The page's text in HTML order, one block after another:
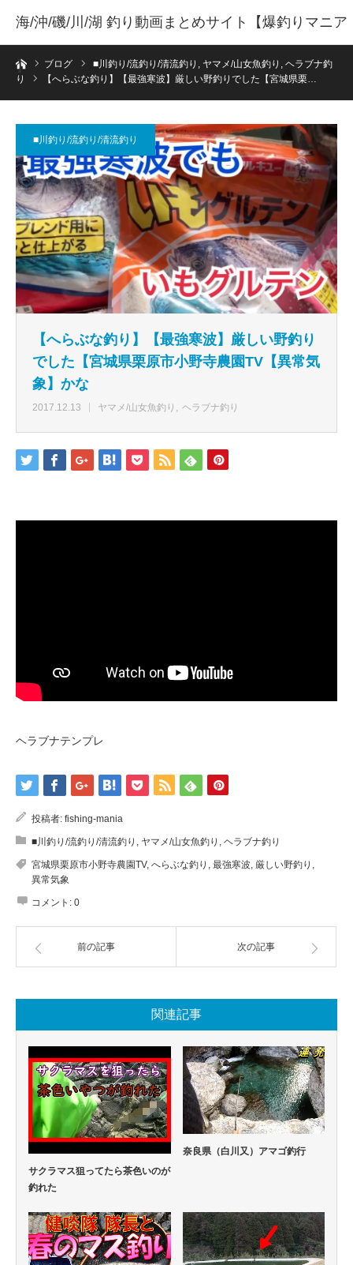
海/沖/磯/川/湖 釣り動画まとめサイト【爆釣りマニア
】ホームブログ ■川釣り/流釣り/清流釣り , ヤマメ/山女魚釣り , ヘラブナ釣
り
【へらぶな釣り】【最強寒波】厳しい野釣りでした【宮城県栗…
■川釣り/流釣り/清流釣り
【へらぶな釣り】【最強寒波】厳しい野釣り
でした【宮城県栗原市小野寺農園TV【異常気
象】かな
2017.12.13 ヤマメ/山女魚釣り ヘラブナ釣り
ヘラブナテンプレ
投稿者: fishing-mania
■川釣り/流釣り/清流釣り , ヤマメ/山女魚釣り , ヘラブナ釣り
宮城県栗原市小野寺農園TV, へらぶな釣り , 最強寒波, 厳しい野釣り ,
異常気象
コメント: 0
前の記事 次の記事
関連記事
サクラマス狙ってたら茶色いのが
釣れた
奈良県（白川又）アマゴ釣行